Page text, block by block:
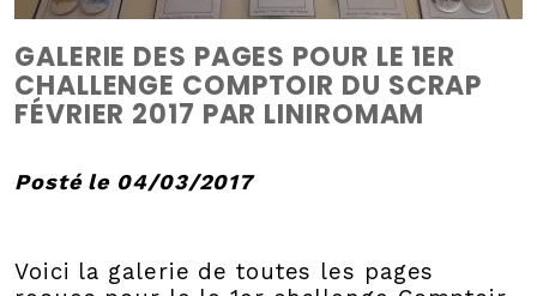
GALERIE DES PAGES POUR LE 1ER
CHALLENGE COMPTOIR DU SCRAP
FÉVRIER 2017 PAR LINIROMAM
Posté le 04/03/2017
Voici la galerie de toutes les pages